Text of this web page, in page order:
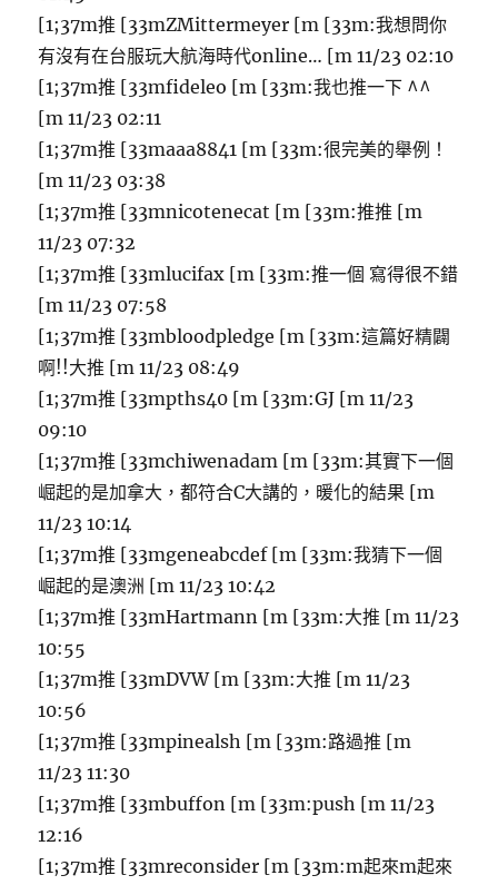
[1;37m推 [33mZMittermeyer [m [33m:我想問你
有沒有在台服玩大航海時代online… [m 11/23 02:10
[1;37m推 [33mfideleo [m [33m:我也推一下 ^^
[m 11/23 02:11
[1;37m推 [33maaa8841 [m [33m:很完美的舉例！
[m 11/23 03:38
[1;37m推 [33mnicotenecat [m [33m:推推 [m
11/23 07:32
[1;37m推 [33mlucifax [m [33m:推一個 寫得很不錯
[m 11/23 07:58
[1;37m推 [33mbloodpledge [m [33m:這篇好精闢
啊!!大推 [m 11/23 08:49
[1;37m推 [33mpths40 [m [33m:GJ [m 11/23
09:10
[1;37m推 [33mchiwenadam [m [33m:其實下一個
崛起的是加拿大，都符合C大講的，暖化的結果 [m
11/23 10:14
[1;37m推 [33mgeneabcdef [m [33m:我猜下一個
崛起的是澳洲 [m 11/23 10:42
[1;37m推 [33mHartmann [m [33m:大推 [m 11/23
10:55
[1;37m推 [33mDVW [m [33m:大推 [m 11/23
10:56
[1;37m推 [33mpinealsh [m [33m:路過推 [m
11/23 11:30
[1;37m推 [33mbuffon [m [33m:push [m 11/23
12:16
[1;37m推 [33mreconsider [m [33m:m起來m起來